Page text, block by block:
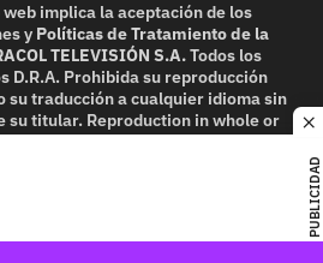
PUBLICIDAD
implica la aceptación de los
y Políticas de Tratamiento de la
TELEVISIÓN S.A.Todos los
D.R.A. Prohibida su reproducción
su traducción a cualquier idioma sin
su titular. Reproduction in whole or
without written permission is